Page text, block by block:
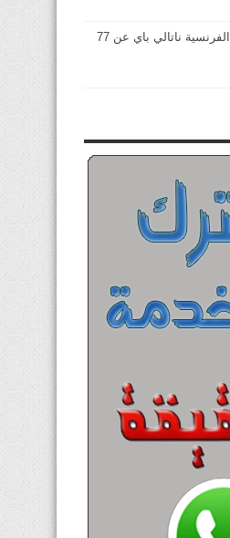
وفاة الممثلة الفرنسية ناتالي باي عن 77